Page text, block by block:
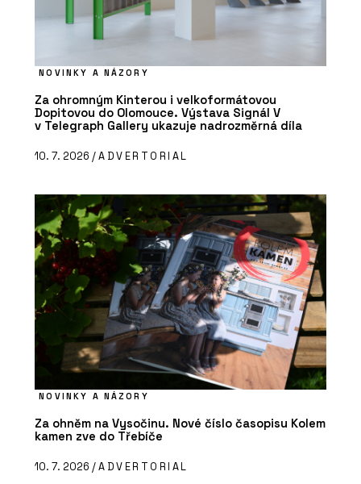
NOVINKY A NÁZORY
Za ohromným Kinterou i velkoformátovou
Dopitovou do Olomouce. Výstava Signál V
v Telegraph Gallery ukazuje nadrozměrná díla
10. 7. 2026 /ADVERTORIAL
NOVINKY A NÁZORY
Za ohněm na Vysočinu. Nové číslo časopisu Kolem
kamen zve do Třebíče
10. 7. 2026 /ADVERTORIAL